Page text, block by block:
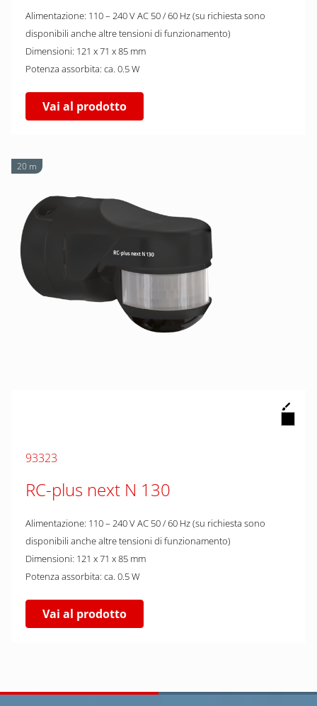
Alimentazione: 110 – 240 V AC 50 / 60 Hz (su richiesta sono
disponibili anche altre tensioni di funzionamento)
Dimensioni: 121 x 71 x 85 mm
Potenza assorbita: ca. 0.5 W
Vai al prodotto
20 m
93323
RC-plus next N 130
Alimentazione: 110 – 240 V AC 50 / 60 Hz (su richiesta sono
disponibili anche altre tensioni di funzionamento)
Dimensioni: 121 x 71 x 85 mm
Potenza assorbita: ca. 0.5 W
Vai al prodotto